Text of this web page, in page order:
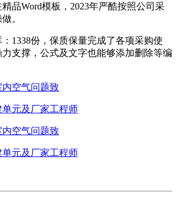
品Word模板，2023年严酷按照公司采
。
份，保质保量完成了各项采购使
支撑，公式及文字也能够添加删除等编
内空气问题致
元及厂家工程师
内空气问题致
元及厂家工程师